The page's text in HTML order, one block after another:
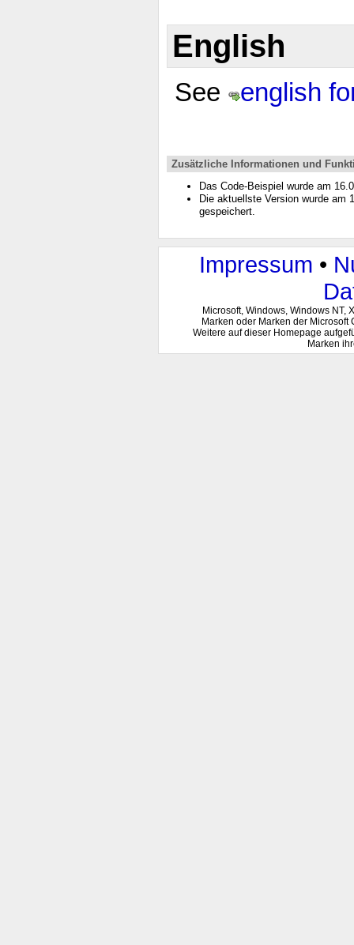
English
See english
Zusätzliche Informationen und
Das Code-Beispiel wurde am
Die aktuellste Version wurde am
gespeichert.
Impressum •
Microsoft, Windows, Windows NT,
Marken oder Marken der
Weitere auf dieser Homepage
Marken